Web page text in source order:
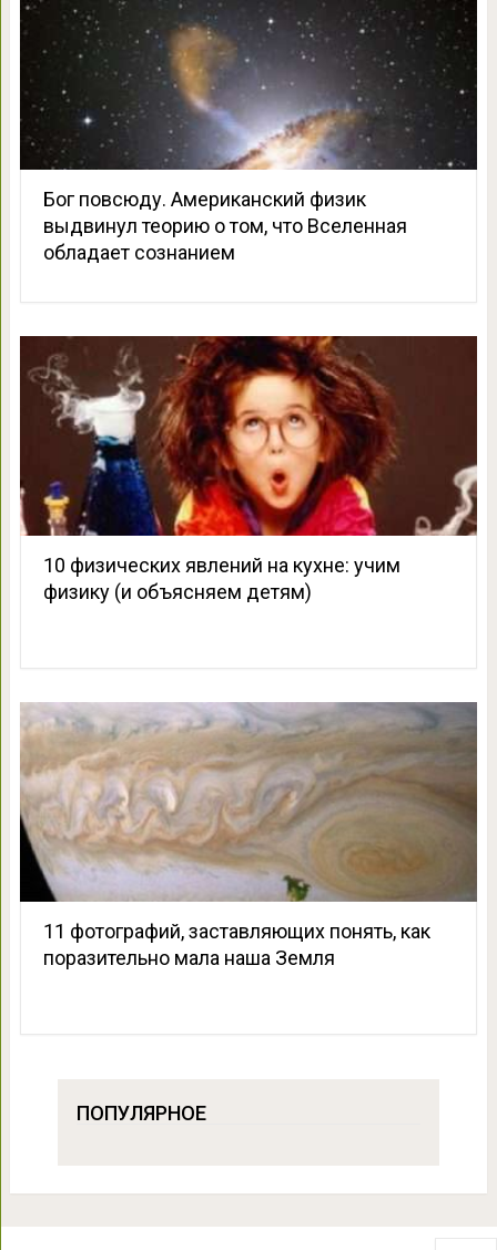
Бог повсюду. Американский физик
выдвинул теорию о том, что Вселенная
обладает сознанием
10 физических явлений на кухне: учим
физику (и объясняем детям)
11 фотографий, заставляющих понять, как
поразительно мала наша Земля
ПОПУЛЯРНОЕ